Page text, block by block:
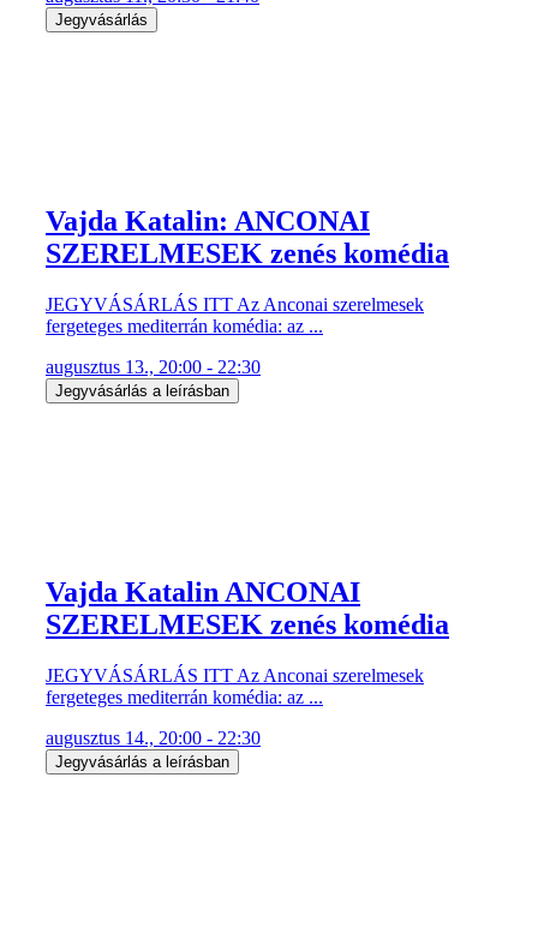
Jegyvásárlás
Vajda Katalin: ANCONAI
SZERELMESEK zenés komédia
JEGYVÁSÁRLÁS ITT Az Anconai szerelmesek
fergeteges mediterrán komédia: az ...
augusztus 13., 20:00 - 22:30
Jegyvásárlás a leírásban
Vajda Katalin ANCONAI
SZERELMESEK zenés komédia
JEGYVÁSÁRLÁS ITT Az Anconai szerelmesek
fergeteges mediterrán komédia: az ...
augusztus 14., 20:00 - 22:30
Jegyvásárlás a leírásban